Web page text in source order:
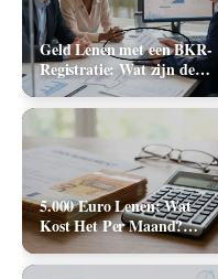
Geld Lenen met een BKR-
Registratie: Wat zijn de
Realistische Mogelijkheden
in Nederland?
5.000 Euro Lenen: Wat
Kost Het Per Maand?
(Rente & Maandlasten
2026)